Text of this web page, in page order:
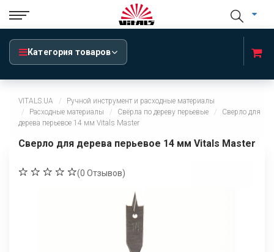
Категория товаров
VITALS.UA
Ручной инструмент и расходные материалы
Расходные материалы
Свёрла по дереву перьевые
Сверло для
дерева перьевое 14 мм Vitals Master
Сверло для дерева перьевое 14 мм Vitals Master
(0 Отзывов)